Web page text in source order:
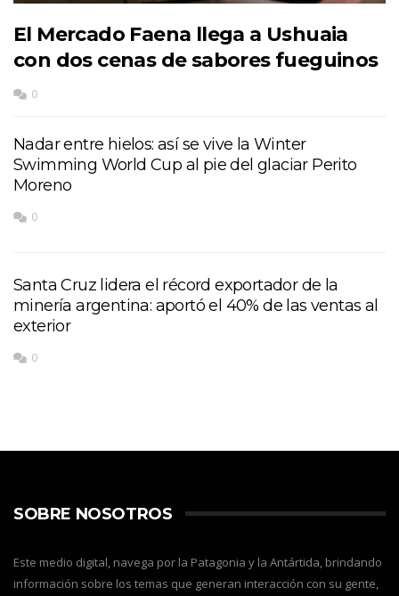
El Mercado Faena llega a Ushuaia
con dos cenas de sabores fueguinos
0
Nadar entre hielos: así se vive la Winter
Swimming World Cup al pie del glaciar Perito
Moreno
0
Santa Cruz lidera el récord exportador de la
minería argentina: aportó el 40% de las ventas al
exterior
0
SOBRE NOSOTROS
Este medio digital, navega por la Patagonia y la Antártida, brindando
información sobre los temas que generan interacción con su gente,